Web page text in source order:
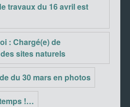
travaux du 16 avril est
: Chargé(e) de
sites naturels
du 30 mars en photos
!…